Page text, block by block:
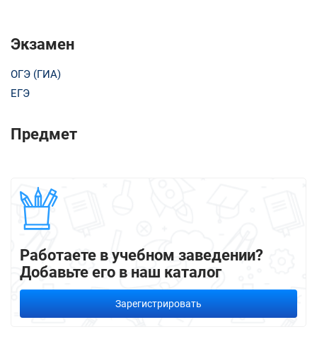
Экзамен
ОГЭ (ГИА)
ЕГЭ
Предмет
Работаете в учебном заведении?
Добавьте его в наш каталог
Зарегистрировать